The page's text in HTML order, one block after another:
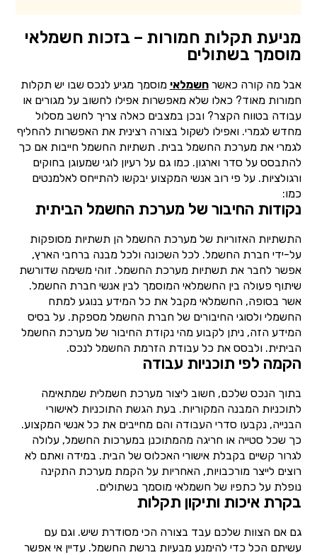
מניעת תקלות חמורות – בזכות חשמלאי
מוסמך בשתולים
אבל מה קורה כאשרחשמלאי מוסמך מגיע לנכס שבו יש תקלות
חמורות מאוד? כאלו שלא מאפשרות אפילו לחשוב על מגורים או
עבודה בטווח הקצר? ובכן במצבים כאלה צריך לחשב מסלול
מחדש לגמרי. ואפילו לשקול בצורה רצינית את האפשרות להחליף
לגמרי את מערכת החשמל בבית. תשתיות החשמל חייבות אם כך
להתבסס על סדר וארגון. כמו גם על רעיון לוגי שמעוגן בחוקים
ורגולציות. על פי רוב אנשי המקצוע יבקשו להתייחס לאלמנטים
כמו:
נקודות החיבור של מערכת החשמל הביתית
התשתיות האזוריות של מערכת החשמל הן תשתיות מסופקות
על-ידי חברת החשמל. לכל השכונה ולכל מבנה ברחבי הארץ,
אפשר לחבר את תשתיות מערכת החשמל. זוהי משימה שדורשת
שיתוף פעולה בין החשמלאי המוסמך לבין אנשי חברת החשמל.
אשר בסופה, החשמלאי מקבל את כל המידע בנוגע למתח
החשמלי ולסוגי החיבורים של חברת החשמל מספקת. על בסיס
המידע הזה, ניתן לקבוע מהי נקודת החיבור של מערכת החשמל
הביתית. ולבסס את כל עבודת הזרמת החשמל לנכס.
הקמה לפי תוכניות עבודה
בתוך הנכס שלכם, חשוב ליצור מערכת חשמלית שמתאימה
לתוכניות המבנה המקוריות. בעת הגשת התוכניות לאישורי
הבנייה, נקבעו סדרי העבודה והם מחייבים את כל אנשי המקצוע.
כך שכל סטייה או חריגה מהמתוכנן במערכות החשמל, עלולה
לגרור קשיים בקבלת אישורי האכלוס של הבית. במידה ואתם לא
רוצים לייצר מורכבויות, האחריות על הקמת מערכת התקינה
נופלת על כתפיו של חשמלאי מוסמך בשתולים.
בקרת איכות ותיקון תקלות
גם אם הצוות שלכם עבד בצורה הכי מסודרת שיש. וגם עם
עשיתם הכל כדי להימנע מבעיות ברשת החשמל. עדיין אי אפשר